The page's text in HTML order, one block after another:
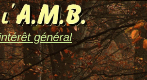
général